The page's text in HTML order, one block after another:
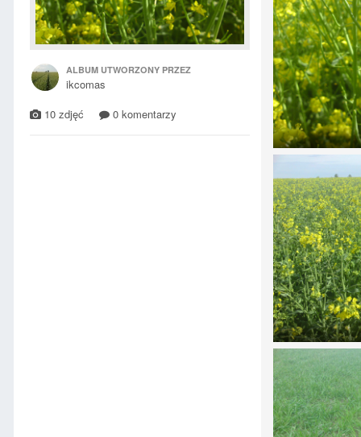
ALBUM UTWORZONY PRZEZ
ikcomas
10 zdjęć
0 komentarzy